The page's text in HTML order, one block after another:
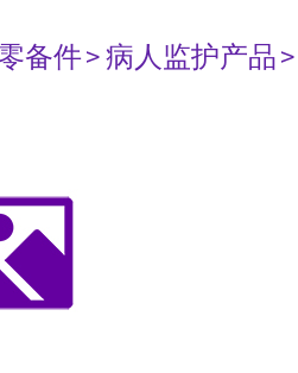
备件> 病人监护产品